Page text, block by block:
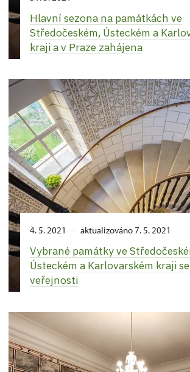
Hlavní sezona na památkách ve
Středočeském, Ústeckém a
kraji a v Praze zahájena
4. 5. 2021 aktualizováno 7. 5. 2021
Vybrané památky ve
Ústeckém a Karlovarském kraji
veřejnosti